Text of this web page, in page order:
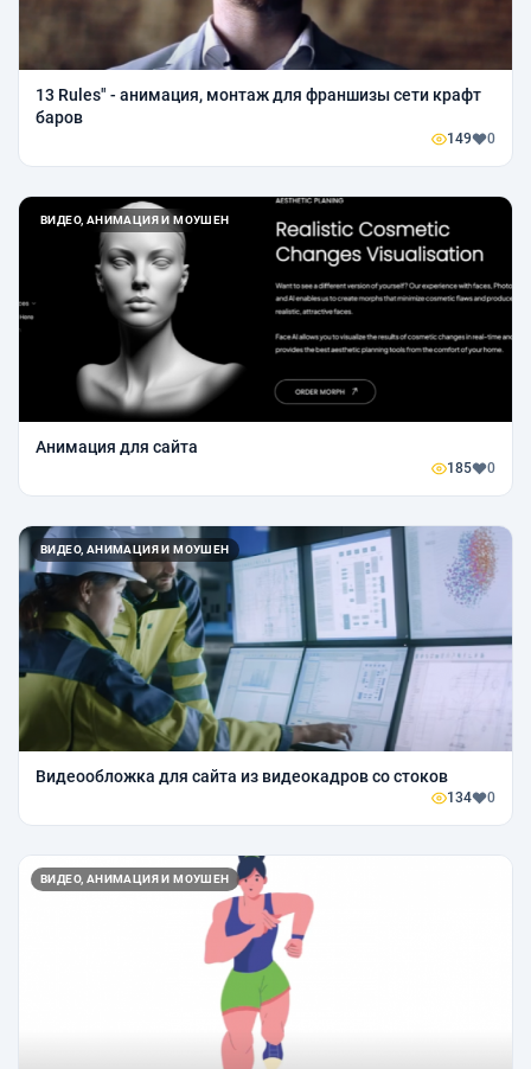
13 Rules" - анимация, монтаж для франшизы сети крафт
баров
149 0
ВИДЕО, АНИМАЦИЯ И МОУШЕН
Анимация для сайта
185 0
ВИДЕО, АНИМАЦИЯ И МОУШЕН
Видеообложка для сайта из видеокадров со стоков
134 0
ВИДЕО, АНИМАЦИЯ И МОУШЕН